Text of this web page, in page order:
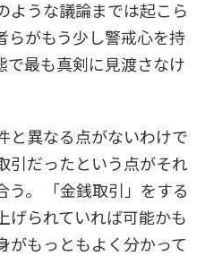
ような議論までは起こら
らがもう少し警戒心を持
で最も真剣に見渡さなけ
異なる点がないわけで
引だったという点がそれ
う。 「金銭取引」をする
げられていれば可能かも
がもっともよく分かって